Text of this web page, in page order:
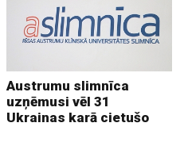
Austrumu slimnīca
uzņēmusi vēl 31
Ukrainas karā cietušo